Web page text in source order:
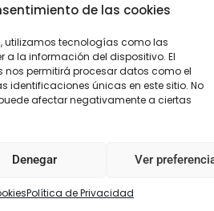
de las cookies
utilizamos tecnologías como las
la información del dispositivo. El
permitirá procesar datos como el
únicas en este sitio. No
afectar negativamente a ciertas
Denegar Ver
Política de Privacidad